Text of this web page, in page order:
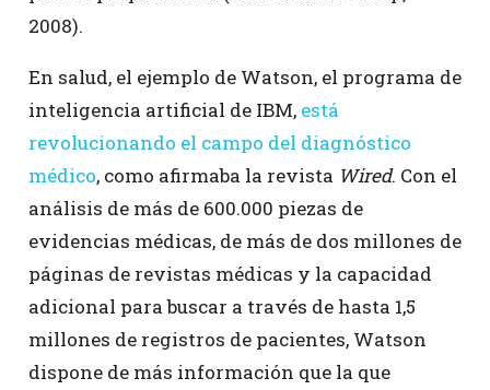
2008).
En salud, el ejemplo de Watson, el programa de
inteligencia artificial de IBM, está
revolucionando el campo del diagnóstico
médico, como afirmaba la revista Wired. Con el
análisis de más de 600.000 piezas de
evidencias médicas, de más de dos millones de
páginas de revistas médicas y la capacidad
adicional para buscar a través de hasta 1,5
millones de registros de pacientes, Watson
dispone de más información que la que